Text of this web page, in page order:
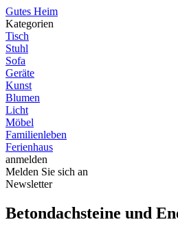
Gutes Heim
Kategorien
Tisch
Stuhl
Sofa
Geräte
Kunst
Blumen
Licht
Möbel
Familienleben
Ferienhaus
anmelden
Melden Sie sich an
Newsletter
Betondachsteine und